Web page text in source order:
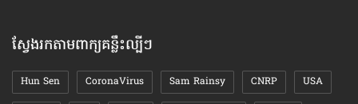
ស្វែងរកតាមពាក្យគន្លឹះល្បីៗ
Hun Sen CoronaVirus Sam Rainsy CNRP USA